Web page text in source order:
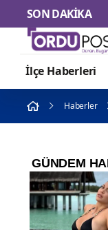
SON DAKİKA
İlçe Haberleri
Haberler